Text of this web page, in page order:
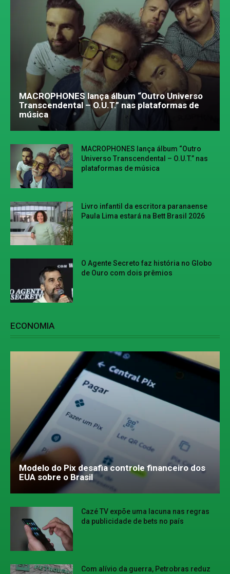
MACROPHONES lança álbum “Outro Universo
Transcendental – O.U.T.” nas plataformas de
música
MACROPHONES lança álbum “Outro
Universo Transcendental – O.U.T.” nas
plataformas de música
Livro infantil da escritora paranaense
Paula Lima estará na Bett Brasil 2026
O Agente Secreto faz história no Globo
de Ouro com dois prêmios
ECONOMIA
Modelo do Pix desafia controle financeiro dos
EUA sobre o Brasil
Cazé TV expõe uma lacuna nas regras
da publicidade de bets no país
Com alívio da guerra, Petrobras reduz